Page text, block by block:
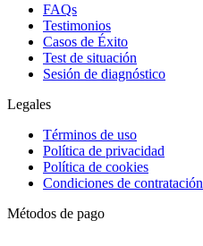
FAQs
Testimonios
Casos de Éxito
Test de situación
Sesión de diagnóstico
Legales
Términos de uso
Política de privacidad
Política de cookies
Condiciones de contratación
Métodos de pago